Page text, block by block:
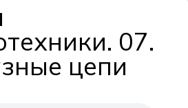
07.
цепи